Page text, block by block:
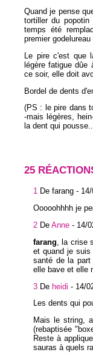
Quand je pense
tortiller du
temps été
premier
Le pire c'est que
légère fatigue
ce soir, elle doit
Bordel de dents
(PS : le pire dans
-mais légères,
la dent qui
25
1 De farang -
Ooooohhhh je
2 De Anne - 14/
farang , la crise
et quand je suis
santé de la part
elle bave et elle
3 De heidi - 14/
Les dents qui
Mais le string,
(rebaptisée
Reste à
sauras à quels